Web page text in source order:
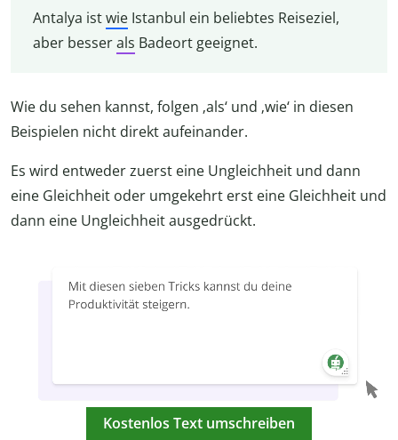
Antalya istwieIstanbul ein beliebtes Reiseziel,
aber besserals Badeort geeignet.
Wie du sehen kannst, folgen ‚als‘ und ‚wie‘ in diesen
Beispielen nicht direkt aufeinander.
Es wird entweder zuerst eine Ungleichheit und dann
eine Gleichheit oder umgekehrt erst eine Gleichheit und
dann eine Ungleichheit ausgedrückt.
Kostenlos Text umschreiben